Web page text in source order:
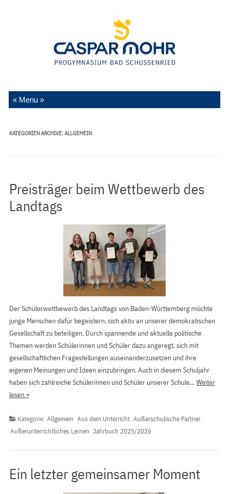
Zum Inhalt springen
KATEGORIEN ARCHIVE:ALLGEMEIN
Preisträger beim Wettbewerb des
Landtags
Der Schülerwettbewerb des Landtags von Baden-Württemberg möchte
junge Menschen dafür begeistern, sich aktiv an unserer demokratischen
Gesellschaft zu beteiligen. Durch spannende und aktuelle politische
Themen werden Schülerinnen und Schüler dazu angeregt, sich mit
gesellschaftlichen Fragestellungen auseinanderzusetzen und ihre
eigenen Meinungen und Ideen einzubringen. Auch in diesem Schuljahr
haben sich zahlreiche Schülerinnen und Schüler unserer Schule…Weiter
lesen »
Kategorie: Allgemein Aus dem Unterricht Außerschulische Partner
Außerunterrichtliches Lernen Jahrbuch 2025/2026
Ein letzter gemeinsamer Moment